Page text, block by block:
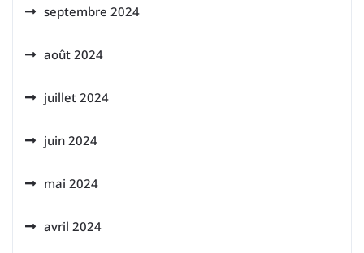
septembre 2024
août 2024
juillet 2024
juin 2024
mai 2024
avril 2024